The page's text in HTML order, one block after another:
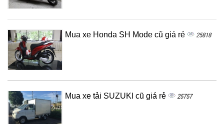
Mua xe Honda SH Mode cũ giá rẻ 25818
Mua xe tải SUZUKI cũ giá rẻ 25757